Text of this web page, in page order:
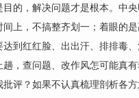
，解决问题才是根本。中央
间上，不搞整齐划一；着眼的
达到红红脸、出出汗、排排毒
趟，查问题、改作风怎可能真
批评？如果不认真梳理剖析各